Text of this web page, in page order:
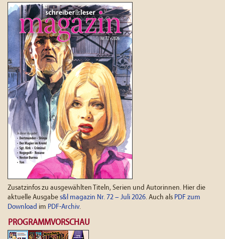
Zusatzinfos zu ausgewählten Titeln, Serien und Autorinnen. Hier die
aktuelle Ausgabe s&l magazin Nr. 72 – Juli 2026. Auch als PDF zum
Download im PDF-Archiv.
PROGRAMMVORSCHAU